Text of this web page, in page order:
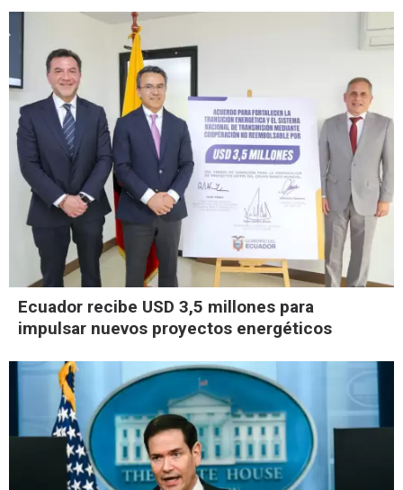
Ecuador recibe USD 3,5 millones para
impulsar nuevos proyectos energéticos